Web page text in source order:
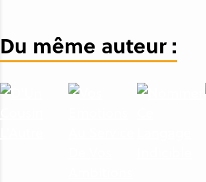
Du même auteur :